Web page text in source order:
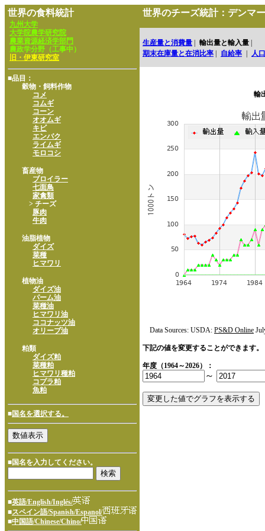
世界の食料統計
九州大学
大学院農学研究院
農業資源経済学部門
農政学分野（工事中）
旧・伊東研究室
■品目：
穀物・飼料作物
コメ
コムギ
コーン
オオムギ
キビ
エンバク
ライムギ
モロコシ
畜産物
ブロイラー
七面鳥
家禽類
> チーズ
豚肉
牛肉
油脂植物
ダイズ
菜種
ヒマワリ
植物油
ダイズ油
パーム油
菜種油
ヒマワリ油
ココナッツ油
オリーブ油
粕類
ダイズ粕
菜種粕
ヒマワリ種粕
コプラ粕
魚粕
■国名を選択する。
■国名を入力してください。
■英語/English/Inglés/
■スペイン語/Spanish/Espanol/
■中国語/Chinese/Chino/
世界のチーズ統計：デンマ
生産量と消費量 輸出量と輸入量
期末在庫量と在消比率
自給率 人口
輸
Data Sources: USDA: PS&D Online
下記の値を変更することができます。
年度（1964～2026）：
～